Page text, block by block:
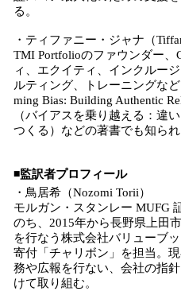
る。
・ティファニー・ジャナ（
TMI Portfolioのファウンダー、
ィ、エクイティ、インクルー
ルティング、トレーニングな
ming Bias: Building Authentic
（バイアスを乗り越える：違
つくる）などの著書でも知られ
◾️監訳者プロフィール
・鳥居希（Nozomi Torii）
モルガン・スタンレー MUFG
のち、2015年から長野県上田
を行なう株式会社バリューブ
寄付「チャリボン」を担当。
務や広報を行ない、会社の指
けて取り組む。